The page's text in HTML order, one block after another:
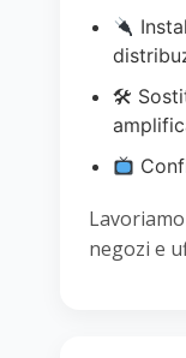
🛠
negozi e